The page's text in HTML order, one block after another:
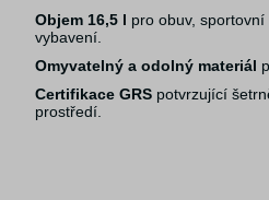
Objem 16,5 l pro obuv,
vybavení.
Omyvatelný a odolný materiál
Certifikace GRS potvrzující
prostředí.